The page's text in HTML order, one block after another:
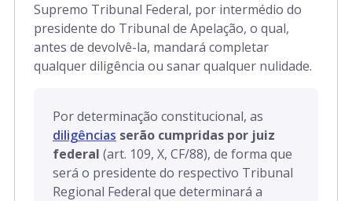
Supremo Tribunal Federal, por intermédio do
presidente do Tribunal de Apelação, o qual,
antes de devolvê-la, mandará completar
qualquer diligência ou sanar qualquer nulidade.
Por determinação constitucional, as
diligências serão cumpridas por juiz
federal (art. 109, X, CF/88), de forma que
será o presidente do respectivo Tribunal
Regional Federal que determinará a